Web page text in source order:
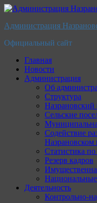
Перейти
содержимому
Администрация
Официальный сайт
Главная
Новости
Администрация
Об
Структура
Назрановский
Сельские
Содействие
Статистика
Резерв кадров
Деятельность
Контрольно-